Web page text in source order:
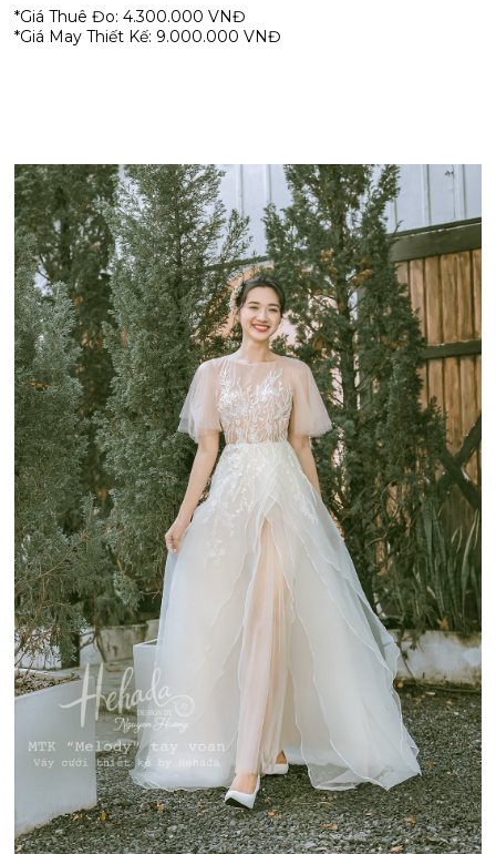
*Giá Thuê Đo: 4.300.000 VNĐ